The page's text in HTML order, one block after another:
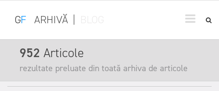
GF ARHIVĂ
952 Articole
rezultate preluate din toată arhiva de articole